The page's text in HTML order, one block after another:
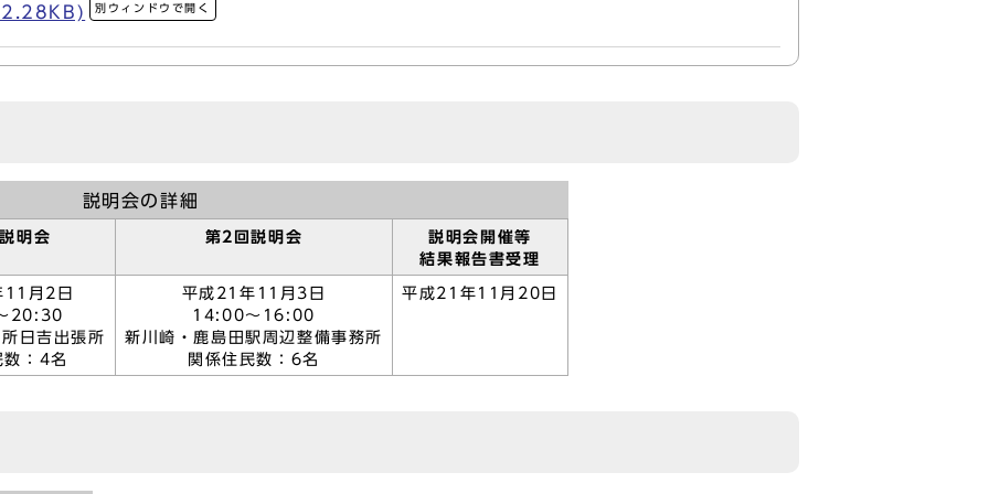
別ウィンドウで開く
説明会の詳細
明会 第2回説明会
説明会開催等
結果報告書受理
11月2日
20:30
日吉出張所
数：4名
平成21年11月3日
14:00～16:00
新川崎・鹿島田駅周辺整備事務所
関係住民数：6名
平成21年11月20日